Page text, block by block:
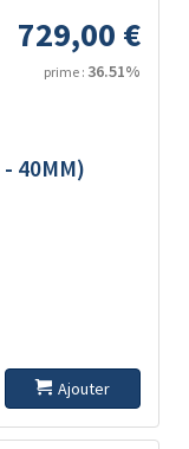
729,00 €
prime : 36.51%
40MM)
Ajouter